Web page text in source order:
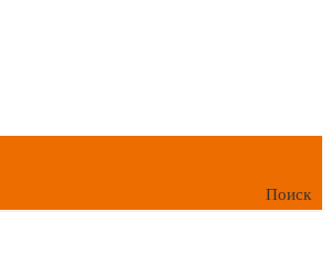
Поиск